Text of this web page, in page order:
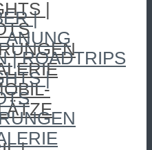
|
|
| ROADTRIPS
|